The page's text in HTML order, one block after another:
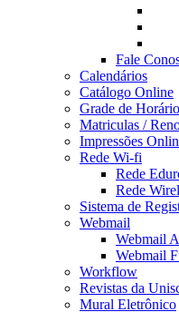
Fale
Calendários
Catálogo Online
Grade de
Matriculas /
Impressões
Rede Wi-fi
Rede
Rede
Sistema de
Webmail
Webmail
Webmail
Workflow
Revistas da
Mural Eletrônico